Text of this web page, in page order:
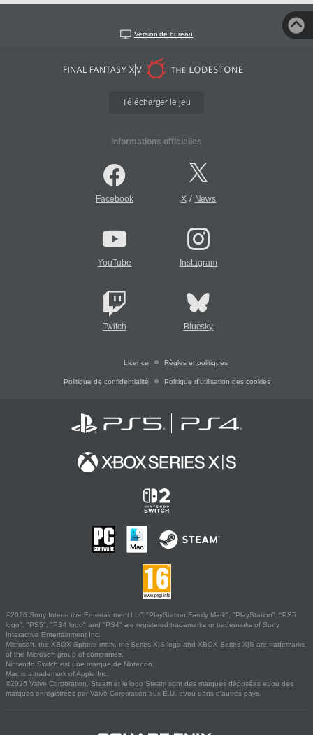
Version de bureau
Télécharger le jeu
Informations officielles
Facebook X/ News
YouTube Instagram
Twitch Bluesky
Licence Règles et politiques
Politique de confidentialité Politique d'utilisation des cookies
©2026 Sony Interactive Entertainment LLC."PlayStation Family Mark", "PlayStation", "PS5
logo", "PS5", "PS4 logo" and "PS4" are registered trademarks or trademarks of Sony
Interactive Entertainment Inc.
Microsoft, the XBOX Sphere mark, the Series X|S logo and XBOX Series X|S are trademarks
of the Microsoft group of companies.
Nintendo Switch est une marque de Nintendo.
Mac is a trademark of Apple Inc.
©2026 Valve Corporation. Steam et le logo Steam sont des marques déposées et/ou des
marques enregistrées par Valve Corporation aux É.U. et/ou dans d'autres pays.